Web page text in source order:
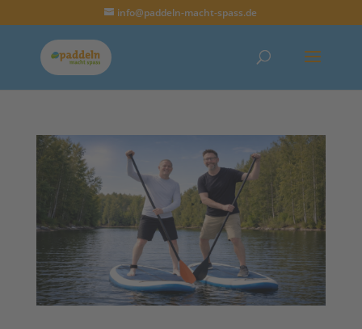
info@paddeln-macht-spass.de